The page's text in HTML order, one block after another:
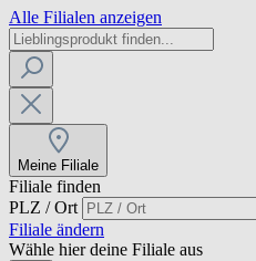
Alle Filialen anzeigen
Meine Filiale
Filiale finden
PLZ / Ort
Filiale ändern
Wähle hier deine Filiale aus